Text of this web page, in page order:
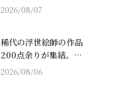
2026/08/07
稀代の浮世絵師の作品
200点余りが集結。…
2026/08/06